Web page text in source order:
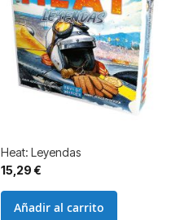
Heat: Leyendas
15,29 €
Añadir al carrito